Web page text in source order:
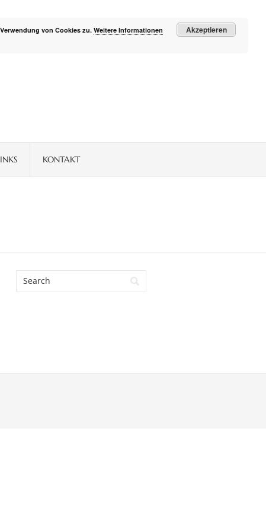
KONTAKT
von Cookies zu. Weitere Informationen Akzeptieren